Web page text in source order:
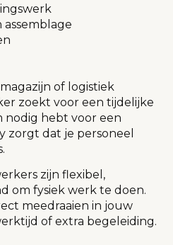
of logistiek
zoekt voor een tijdelijke
nodig hebt voor een
zorgt dat je personeel
zijn flexibel,
om fysiek werk te doen.
meedraaien in jouw
of extra begeleiding.